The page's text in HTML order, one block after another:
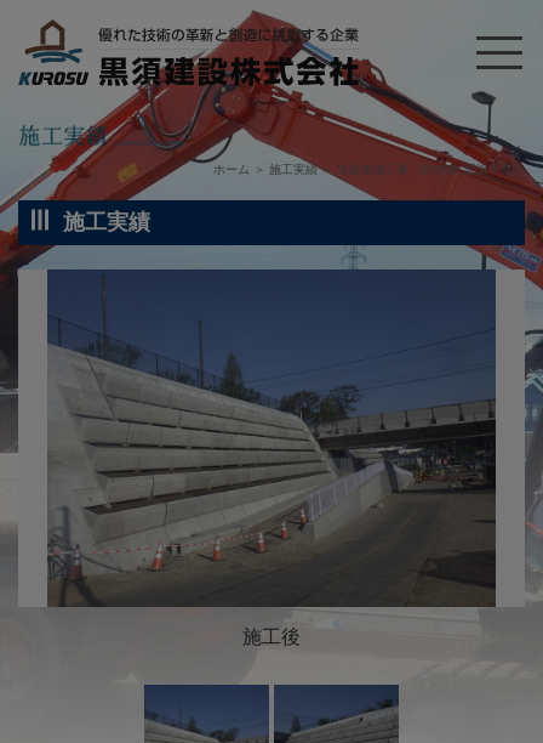
ホーム ＞ 施工実績＞ 道路改修工事（28南東-坂浜平尾）
施工実績
施工後